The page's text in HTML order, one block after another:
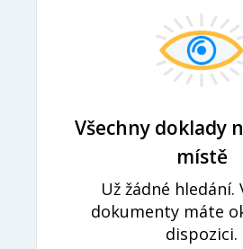
Všechny doklady
místě
Už žádné hledání.
dokumenty máte
dispozici.